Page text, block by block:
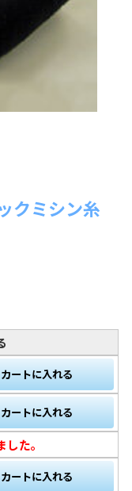
クミシン糸
た。